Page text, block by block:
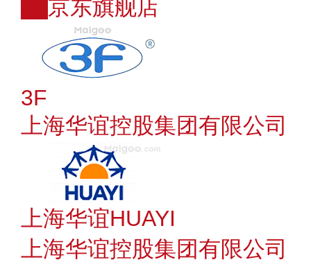
京东旗舰店
3F
上海华谊控股集团有限公司
上海华谊HUAYI
上海华谊控股集团有限公司